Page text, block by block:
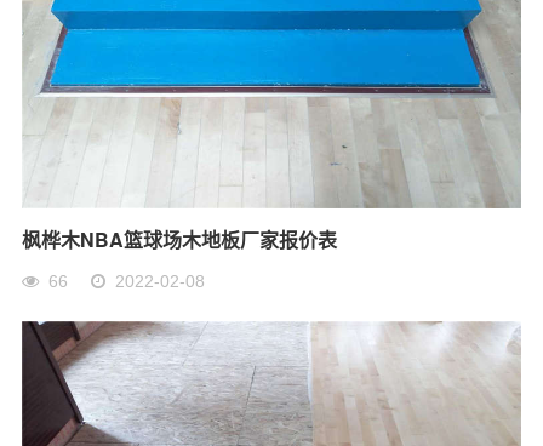
枫桦木NBA篮球场木地板厂家报价表
66 2022-02-08